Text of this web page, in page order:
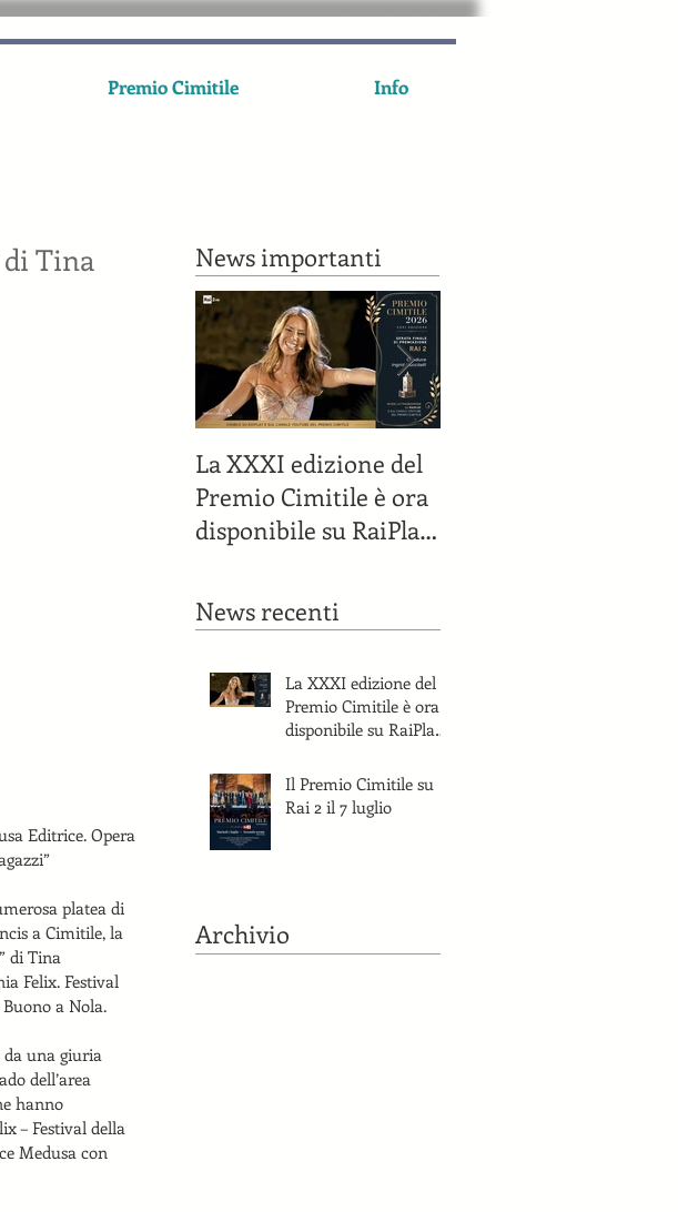
Premio Cimitile Info
Tina
Editrice. Opera
platea di
a Cimitile, la
di Tina
Felix. Festival
a Nola.
da una giuria
dell’area
hanno
– Festival della
Medusa con
News importanti
La XXXI edizione del
Premio Cimitile è ora
disponibile su RaiPlay
del Premio Cimitile.
News recenti
La XXXI edizione del
Premio Cimitile è ora
disponibile su RaiPlay
del Premio Cimitile.
Il Premio Cimitile su
Rai 2 il 7 luglio
Archivio